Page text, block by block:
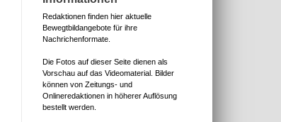
Redaktionen finden hier aktuelle
Bewegtbildangebote für ihre
Nachrichenformate.
Die Fotos auf dieser Seite dienen als
Vorschau auf das Videomaterial. Bilder
können von Zeitungs- und
Onlineredaktionen in höherer Auflösung
bestellt werden.